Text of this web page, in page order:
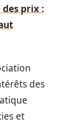
des prix :
des
et